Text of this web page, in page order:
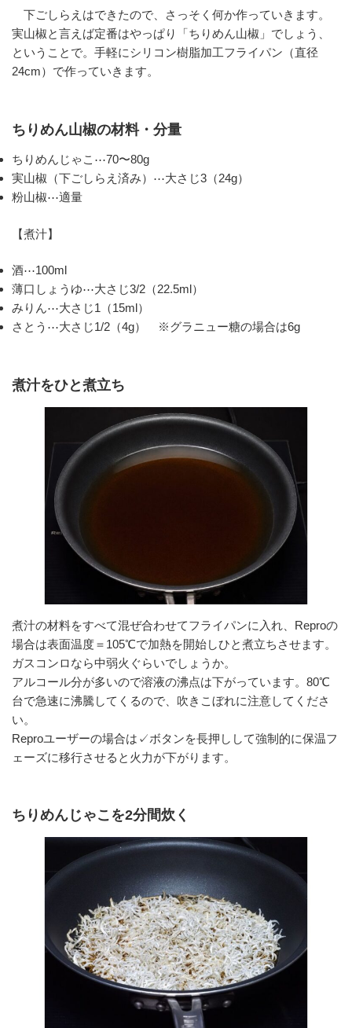
下ごしらえはできたので、さっそく何か作っていきます。
実山椒と言えば定番はやっぱり「ちりめん山椒」でしょう、
ということで。手軽にシリコン樹脂加工フライパン（直径
24cm）で作っていきます。
ちりめん山椒の材料・分量
ちりめんじゃこ⋯70〜80g
実山椒（下ごしらえ済み）⋯大さじ3（24g）
粉山椒⋯適量
【煮汁】
酒⋯100ml
薄口しょうゆ⋯大さじ3/2（22.5ml）
みりん⋯大さじ1（15ml）
さとう⋯大さじ1/2（4g） ※グラニュー糖の場合は6g
煮汁をひと煮立ち
煮汁の材料をすべて混ぜ合わせてフライパンに入れ、Reproの
場合は表面温度＝105℃で加熱を開始しひと煮立ちさせます。
ガスコンロなら中弱火ぐらいでしょうか。
アルコール分が多いので溶液の沸点は下がっています。80℃
台で急速に沸騰してくるので、吹きこぼれに注意してくださ
い。
Reproユーザーの場合は✓ボタンを長押しして強制的に保温フ
ェーズに移行させると火力が下がります。
ちりめんじゃこを2分間炊く